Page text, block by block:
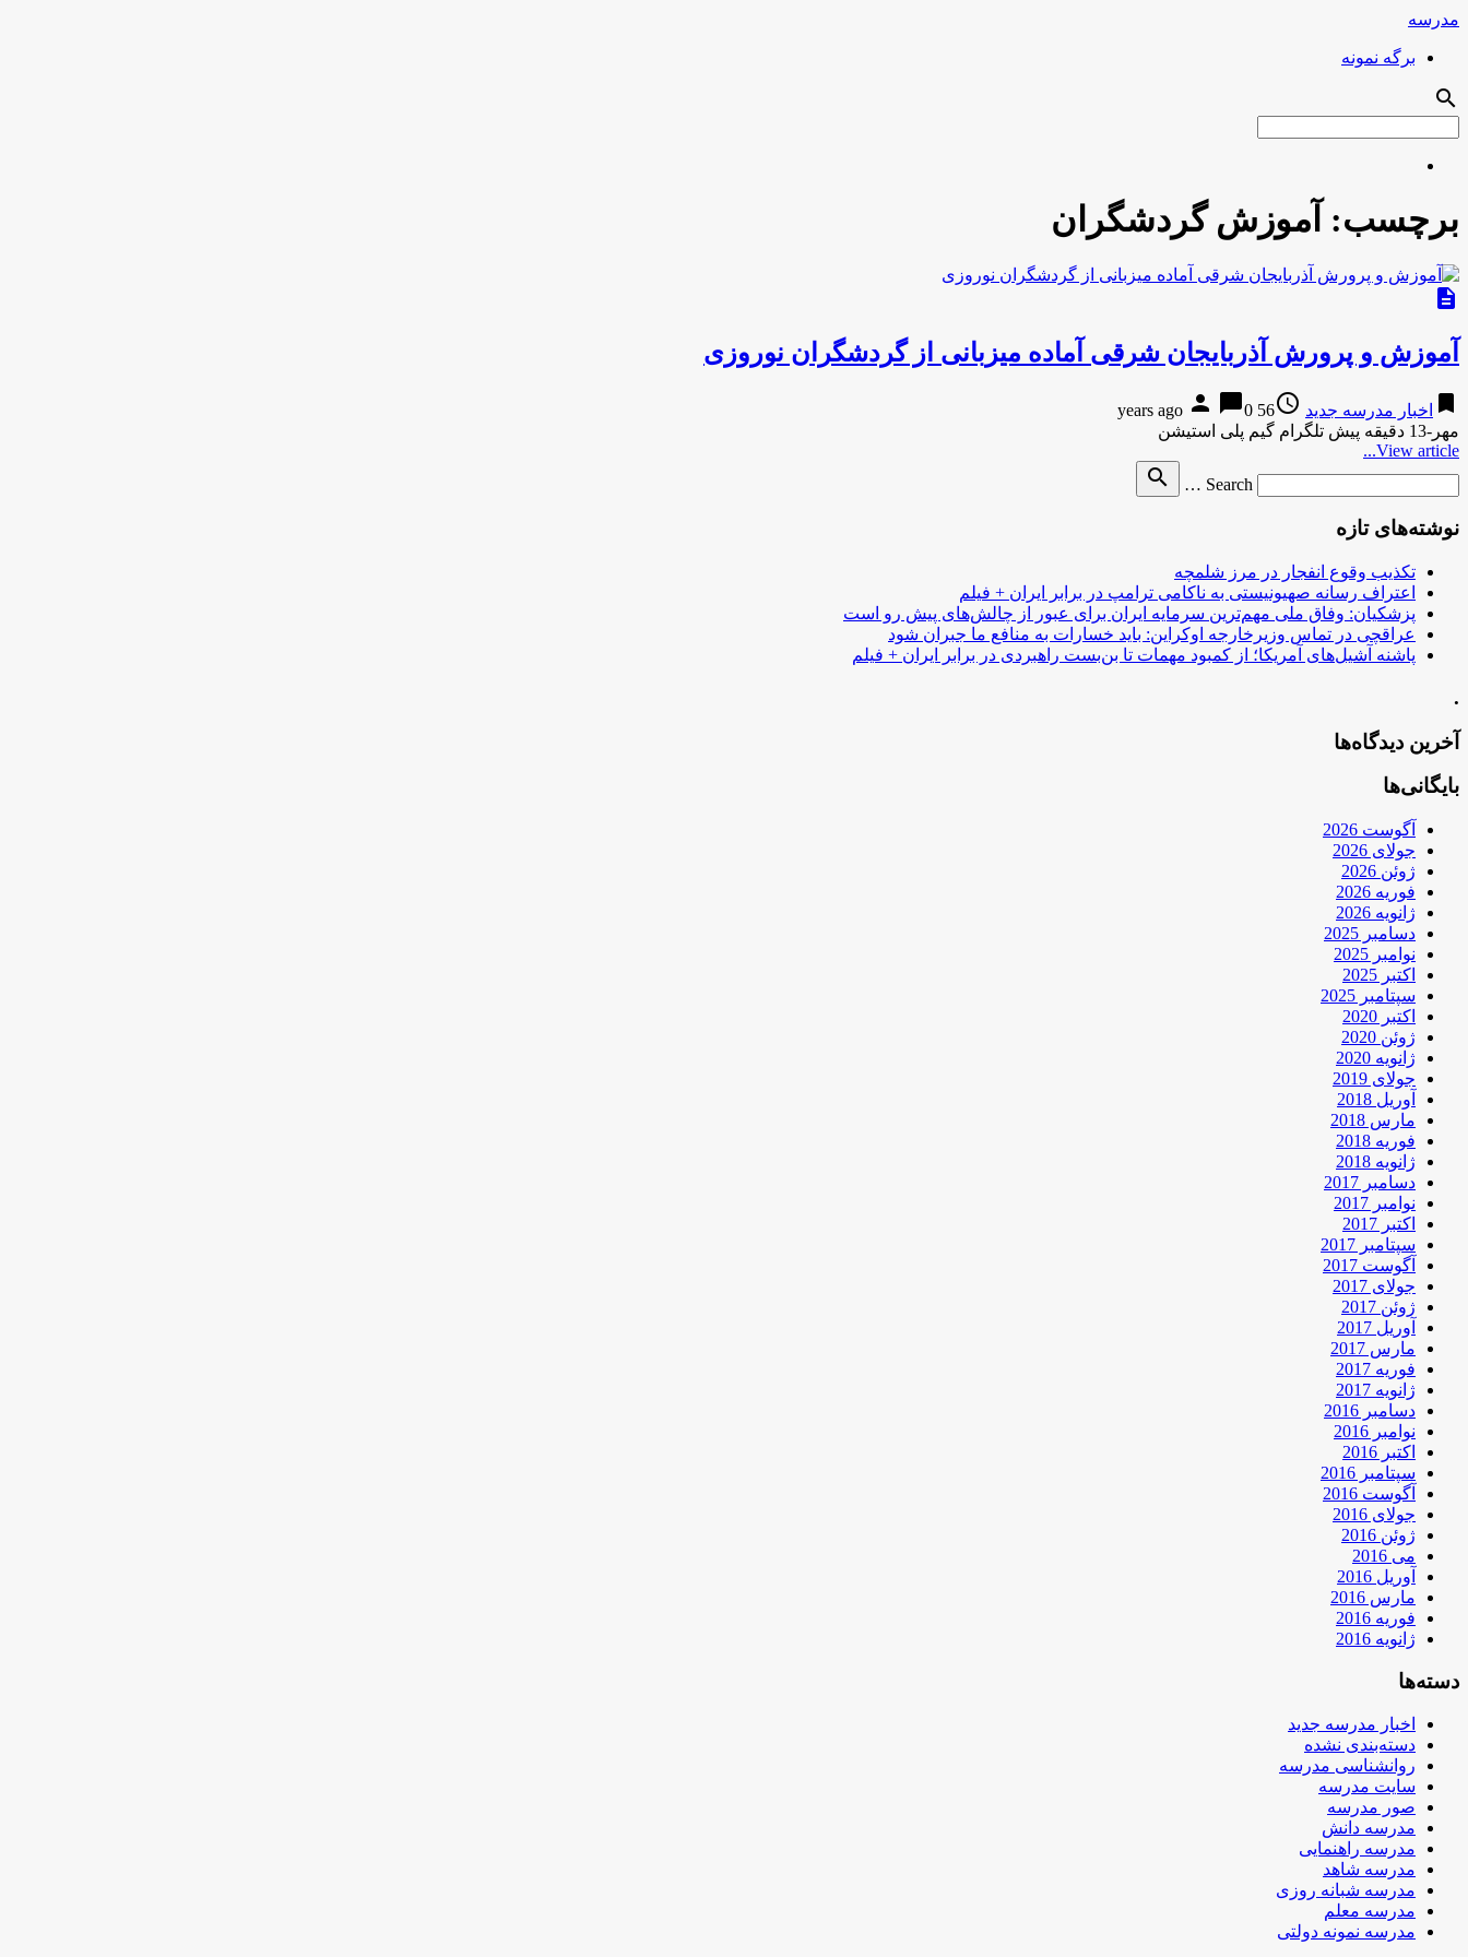
مدرسه
برگه نمونه
search
برچسب: آموزش گردشگران
description
آموزش و پرورش آذربایجان شرقی آماده میزبانی از گردشگران نوروزی
bookmark اخبار مدرسه جدید access_time
56 years ago
person chat_bubble0
مهر-13 دقیقه پیش تلگرام گیم پلی استیشن
View article...
Search …
search
نوشته‌های تازه
تکذیب وقوع انفجار در مرز شلمچه
اعتراف رسانه صهیونیستی به ناکامی ترامپ در برابر ایران + فیلم
پزشکیان: وفاق ملی مهم‌ترین سرمایه ایران برای عبور از چالش‌های پیش رو است
عراقچی در تماس وزیرخارجه اوکراین: باید خسارات به منافع ما جبران شود
پاشنه آشیل‌های آمریکا؛ از کمبود مهمات تا بن‌بست راهبردی در برابر ایران + فیلم
.
آخرین دیدگاه‌ها
بایگانی‌ها
آگوست 2026
جولای 2026
ژوئن 2026
فوریه 2026
ژانویه 2026
دسامبر 2025
نوامبر 2025
اکتبر 2025
سپتامبر 2025
اکتبر 2020
ژوئن 2020
ژانویه 2020
جولای 2019
آوریل 2018
مارس 2018
فوریه 2018
ژانویه 2018
دسامبر 2017
نوامبر 2017
اکتبر 2017
سپتامبر 2017
آگوست 2017
جولای 2017
ژوئن 2017
آوریل 2017
مارس 2017
فوریه 2017
ژانویه 2017
دسامبر 2016
نوامبر 2016
اکتبر 2016
سپتامبر 2016
آگوست 2016
جولای 2016
ژوئن 2016
می 2016
آوریل 2016
مارس 2016
فوریه 2016
ژانویه 2016
دسته‌ها
اخبار مدرسه جدید
دسته‌بندی نشده
روانشناسی مدرسه
سایت مدرسه
صور مدرسه
مدرسه دانش
مدرسه راهنمایی
مدرسه شاهد
مدرسه شبانه روزی
مدرسه معلم
مدرسه نمونه دولتی